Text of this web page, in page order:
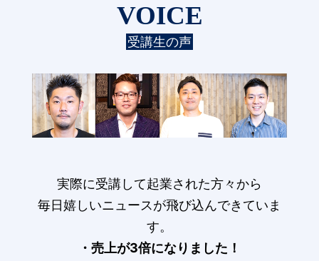
VOICE
受講生の声
実際に受講して起業された方々から
毎日嬉しいニュースが飛び込んできていま
す。
・売上が3倍になりました！